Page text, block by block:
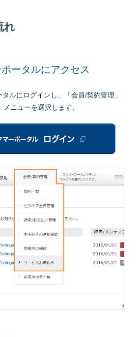
れ
ータルにアクセス
ルにログインし、「会員/契約管理」
ニューを選択します。